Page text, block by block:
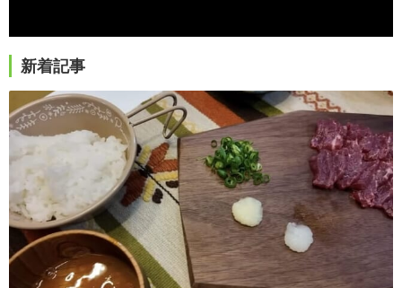
新着記事